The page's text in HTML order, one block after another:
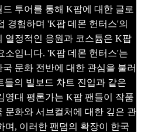
투어를 통해 K팝에 대한 글로
경험하며 'K팝 데몬 헌터스'의
열정적인 응원과 코스튬은 K팝
소입니다. 'K팝 데몬 헌터스'는
문화 전반에 대한 관심을 불러
들의 빌보드 차트 진입과 같은
영대 평론가는 K팝 팬들이 작품
문화와 서브컬처에 대한 깊은 관
며, 이러한 팬덤의 확장이 한국